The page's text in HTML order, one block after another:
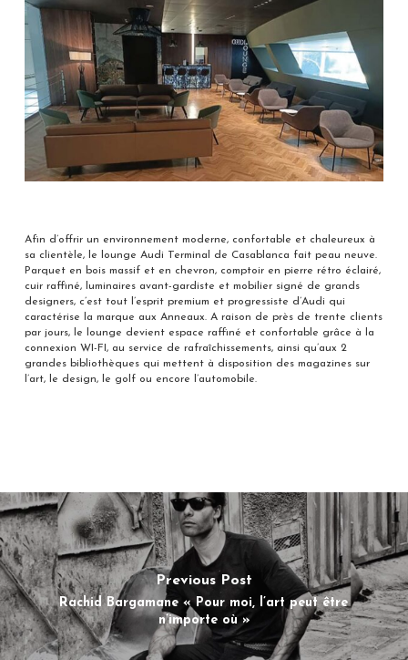
Afin d’offrir un environnement moderne, confortable et chaleureux à
sa clientèle, le lounge Audi Terminal de Casablanca fait peau neuve.
Parquet en bois massif et en chevron, comptoir en pierre rétro éclairé,
cuir raffiné, luminaires avant-gardiste et mobilier signé de grands
designers, c’est tout l’esprit premium et progressiste d’Audi qui
caractérise la marque aux Anneaux. A raison de près de trente clients
par jours, le lounge devient espace raffiné et confortable grâce à la
connexion WI-FI, au service de rafraîchissements, ainsi qu’aux 2
grandes bibliothèques qui mettent à disposition des magazines sur
l’art, le design, le golf ou encore l’automobile.
Previous Post
Rachid Bargamane « Pour moi, l’art peut être
n’importe où »